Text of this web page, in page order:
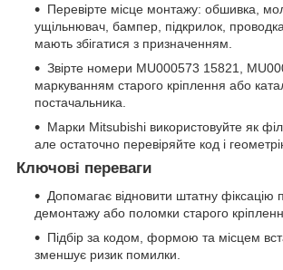
Перевірте місце монтажу: обшивка,
ущільнювач, бампер, підкрилок,
мають збігатися з призначенням.
Звірте номери MU000573 15821,
маркуванням старого кріплення або
постачальника.
Марки Mitsubishi використовуйте як
але остаточно перевіряйте код і
Ключові переваги
Допомагає відновити штатну фіксацію
демонтажу або поломки старого
Підбір за кодом, формою та місцем
зменшує ризик помилки.